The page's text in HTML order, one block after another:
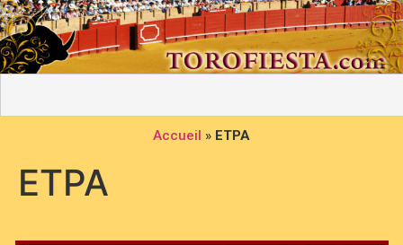
Accueil » ETPA
ETPA